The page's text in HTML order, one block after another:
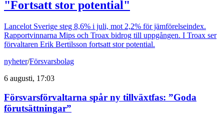
"Fortsatt stor potential"
Lancelot Sverige steg 8,6% i juli, mot 2,2% för jämförelseindex.
Rapportvinnarna Mips och Troax bidrog till uppgången. I Troax ser
förvaltaren Erik Bertilsson fortsatt stor potential.
nyheter/Försvarsbolag
6 augusti, 17:03
Försvarsförvaltarna spår ny tillväxtfas: ”Goda
förutsättningar”